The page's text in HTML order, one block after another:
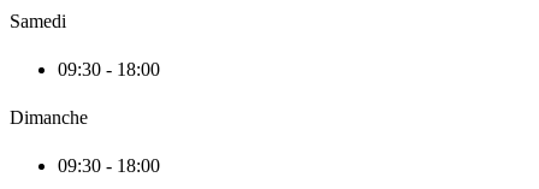
Samedi
09:30 - 18:00
Dimanche
09:30 - 18:00